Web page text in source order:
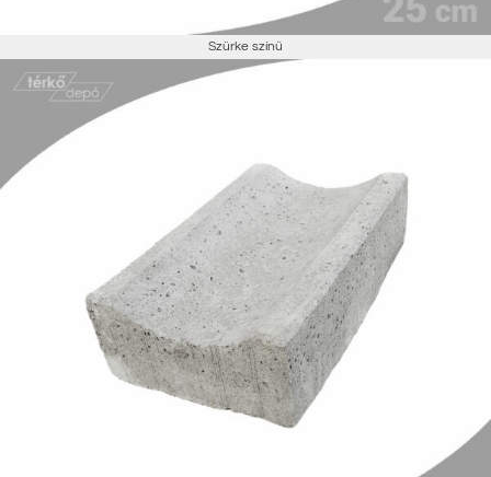
Szürke színű